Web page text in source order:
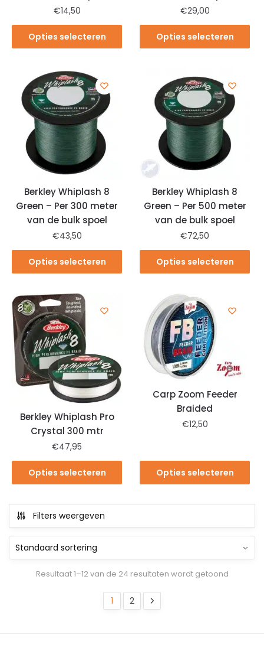
€14,50
Opties selecteren
€29,00
Opties selecteren
Berkley Whiplash 8
Green – Per 300 meter
van de bulk spoel
€43,50
Opties selecteren
Berkley Whiplash 8
Green – Per 500 meter
van de bulk spoel
€72,50
Opties selecteren
Berkley Whiplash Pro
Crystal 300 mtr
€47,95
Opties selecteren
Carp Zoom Feeder
Braided
€12,50
Opties selecteren
Filters weergeven
Resultaat 1–12 van de 24 resultaten wordt getoond
1 2